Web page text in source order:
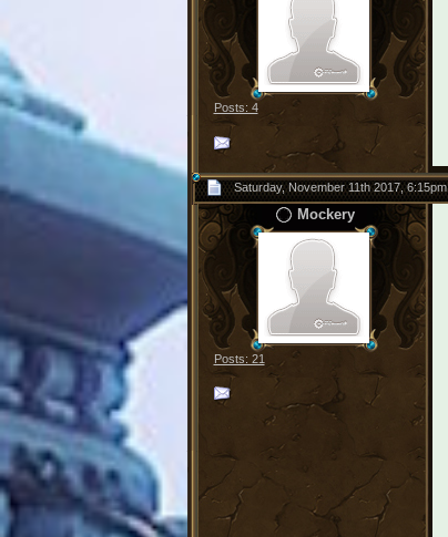
Posts: 4
Saturday, November 11th 2017, 6:15pm
Mockery
Posts: 21